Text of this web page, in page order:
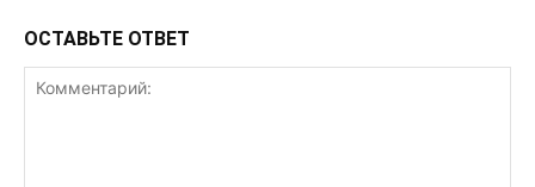
ОСТАВЬТЕ ОТВЕТ